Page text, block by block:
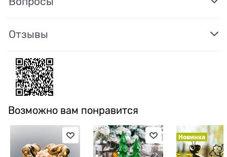
Отзывы
Возможно вам понравится
Новинка